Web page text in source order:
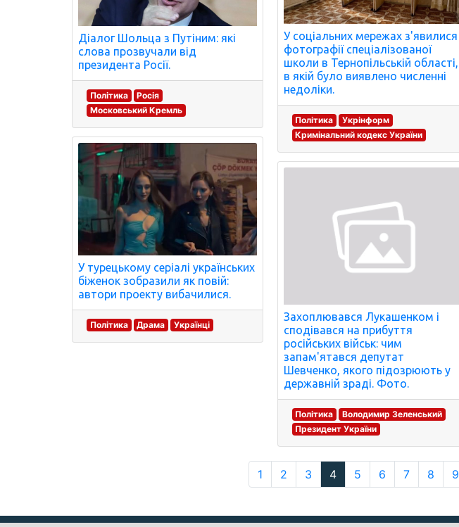
Діалог Шольца з Путіним: які
слова прозвучали від
президента Росії.
Політика
Росія
Московський Кремль
У турецькому серіалі українських
біженок зобразили як повій:
автори проекту вибачилися.
Політика Драма Українці
У соціальних мережах з'явилися
фотографії спеціалізованої
школи в Тернопільській області,
в якій було виявлено численні
недоліки.
Політика
Укрінформ
Кримінальний кодекс України
Захоплювався Лукашенком і
сподівався на прибуття
російських військ: чим
запам'ятався депутат
Шевченко, якого підозрюють у
державній зраді. Фото.
Політика
Володимир Зеленський
Президент України
1 2 3 4 5 6 7 8 9